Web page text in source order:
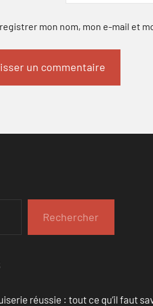
mon nom, mon e-mail et
Rechercher
réussie : tout ce qu’il faut